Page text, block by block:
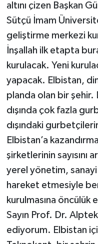
altını çizen Başkan
Sütçü İmam
geliştirme merkezi
İnşallah ilk etapta
kurulacak. Yeni
yapacak. Elbistan,
planda olan bir şehir.
dışında çok fazla
dışındaki
Elbistan’a
şirketlerinin sayısını
yerel yönetim, sanayi
hareket etmesiyle
kurulmasına
Sayın Prof. Dr.
ediyorum. Elbistan